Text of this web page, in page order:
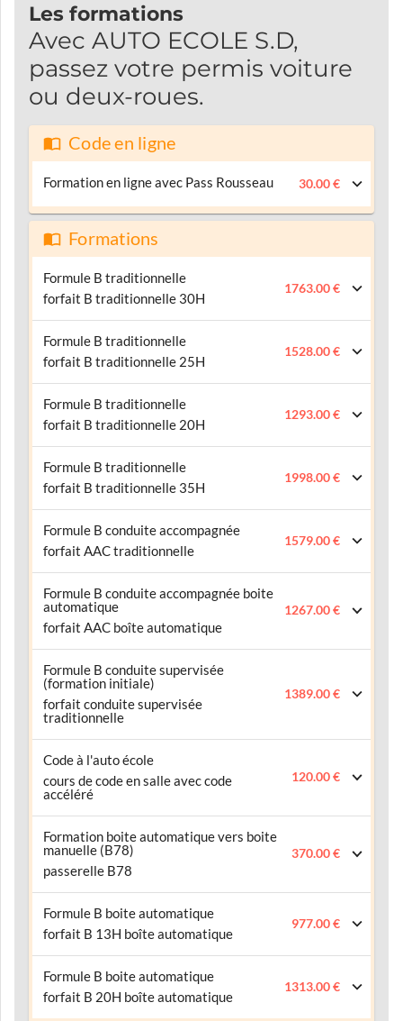
Les formations
Avec AUTO ECOLE S.D,
passez votre permis voiture
ou deux-roues.
Code en ligne
Formation en ligne avec Pass Rousseau 30.00 €
Formations
Formule B traditionnelle
forfait B traditionnelle 30H
1763.00 €
Formule B traditionnelle
forfait B traditionnelle 25H
1528.00 €
Formule B traditionnelle
forfait B traditionnelle 20H
1293.00 €
Formule B traditionnelle
forfait B traditionnelle 35H
1998.00 €
Formule B conduite accompagnée
forfait AAC traditionnelle
1579.00 €
Formule B conduite accompagnée boite
automatique
forfait AAC boîte automatique
1267.00 €
Formule B conduite supervisée
(formation initiale)
forfait conduite supervisée
traditionnelle
1389.00 €
Code à l'auto école
cours de code en salle avec code
accéléré
120.00 €
Formation boite automatique vers boite
manuelle (B78)
passerelle B78
370.00 €
Formule B boite automatique
forfait B 13H boîte automatique
977.00 €
Formule B boite automatique
forfait B 20H boîte automatique
1313.00 €